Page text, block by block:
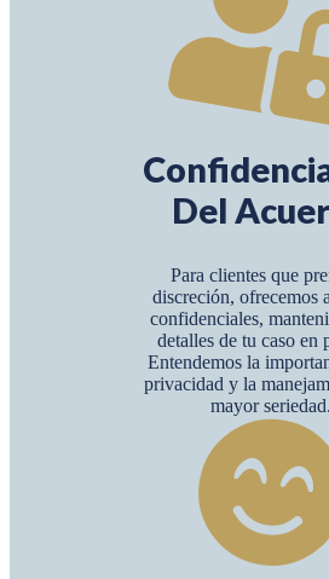
Del
Para clientes que
discreción, ofrecemos
confidenciales,
detalles de tu caso en
Entendemos la
privacidad y la
mayor seriedad.